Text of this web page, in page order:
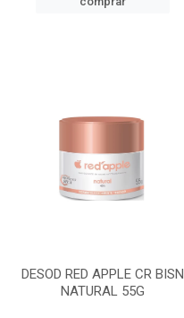
DESOD RED APPLE CR BISN
NATURAL 55G